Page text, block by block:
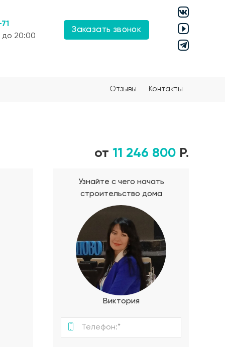
до 20:00
Заказать звонок
Отзывы Контакты
от 11 246 800 Р.
Узнайте с чего начать
строительство дома
Виктория